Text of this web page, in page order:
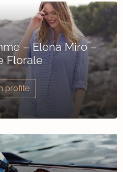
– Elena Miro –
Florale
profite